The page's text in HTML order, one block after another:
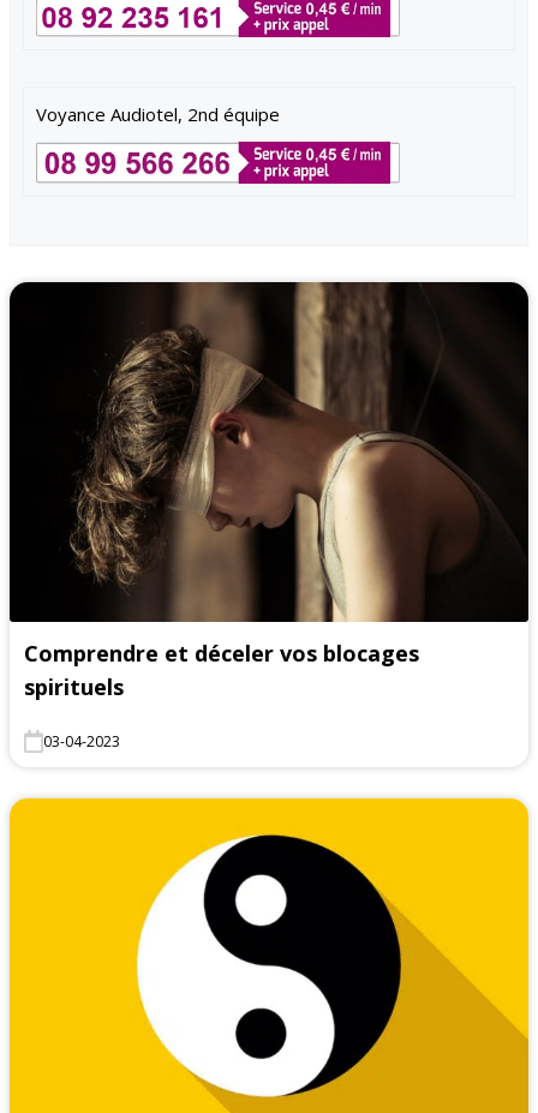
Voyance Audiotel, 2nd équipe
Comprendre et déceler vos blocages
spirituels
03-04-2023